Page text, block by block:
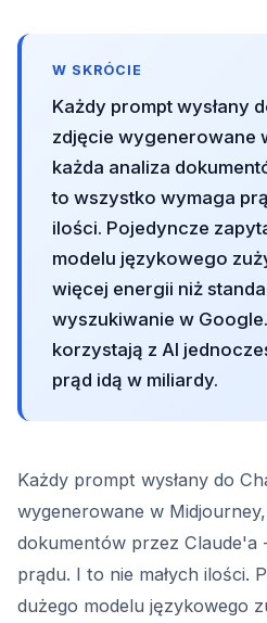
W SKRÓCIE
Każdy prompt wysłany
zdjęcie wygenerowane
każda analiza
to wszystko wymaga
ilości. Pojedyncze
modelu językowego
więcej energii niż
wyszukiwanie w
korzystają z AI
prąd idą w miliardy.
Każdy prompt wysłany do
wygenerowane w
dokumentów przez Claude'a
prądu. I to nie małych ilości.
dużego modelu językowego